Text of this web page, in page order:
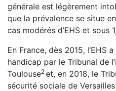
générale est légèrement
que la prévalence se situe
cas modérés d’EHS et sous
En France, dès 2015, l’EHS
handicap par le Tribunal de
Toulouse2 et, en 2018, le
sécurité sociale de